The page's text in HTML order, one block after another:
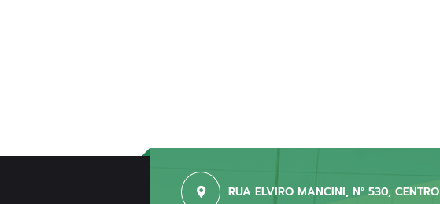
RUA ELVIRO MANCINI, N° 530, CENTRO